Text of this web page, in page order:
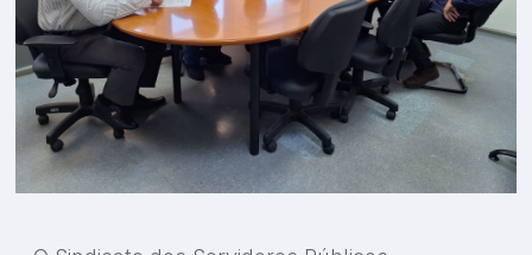
e Inovação